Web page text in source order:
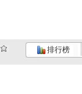
排行榜